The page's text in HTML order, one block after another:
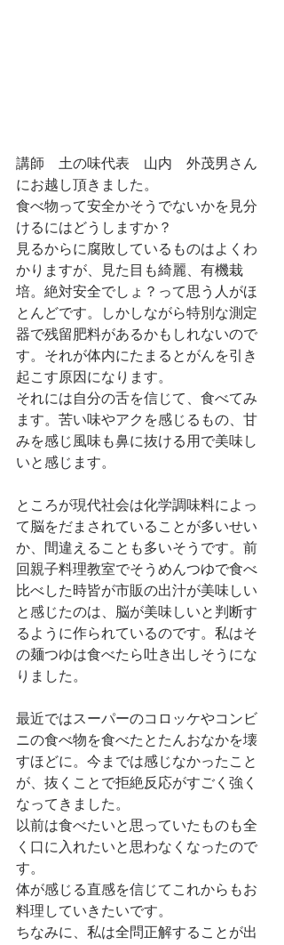
講師　土の味代表　山内　外茂男さん
にお越し頂きました。
食べ物って安全かそうでないかを見分
けるにはどうしますか？
見るからに腐敗しているものはよくわ
かりますが、見た目も綺麗、有機栽
培。絶対安全でしょ？って思う人がほ
とんどです。しかしながら特別な測定
器で残留肥料があるかもしれないので
す。それが体内にたまるとがんを引き
起こす原因になります。
それには自分の舌を信じて、食べてみ
ます。苦い味やアクを感じるもの、甘
みを感じ風味も鼻に抜ける用で美味し
いと感じます。
ところが現代社会は化学調味料によっ
て脳をだまされていることが多いせい
か、間違えることも多いそうです。前
回親子料理教室でそうめんつゆで食べ
比べした時皆が市販の出汁が美味しい
と感じたのは、脳が美味しいと判断す
るように作られているのです。私はそ
の麺つゆは食べたら吐き出しそうにな
りました。
最近ではスーパーのコロッケやコンビ
ニの食べ物を食べたとたんおなかを壊
すほどに。今までは感じなかったこと
が、抜くことで拒絶反応がすごく強く
なってきました。
以前は食べたいと思っていたものも全
く口に入れたいと思わなくなったので
す。
体が感じる直感を信じてこれからもお
料理していきたいです。
ちなみに、私は全問正解することが出